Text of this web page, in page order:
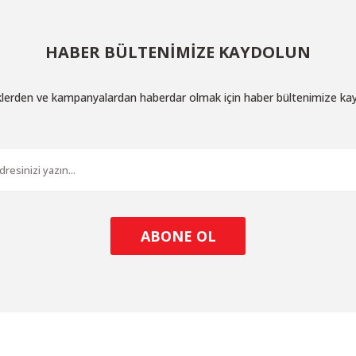
HABER BÜLTENİMİZE KAYDOLUN
ve kampanyalardan haberdar olmak için haber bültenimize
ABONE OL